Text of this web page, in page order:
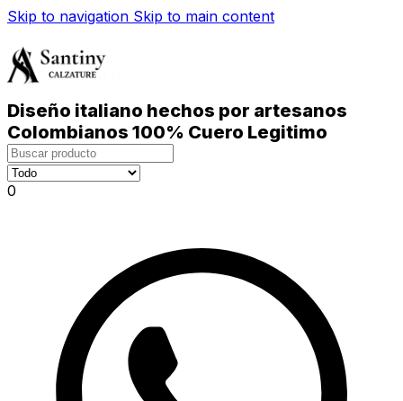
Skip to navigation Skip to main content
Diseño italiano hechos por artesanos
Colombianos 100% Cuero Legitimo
0